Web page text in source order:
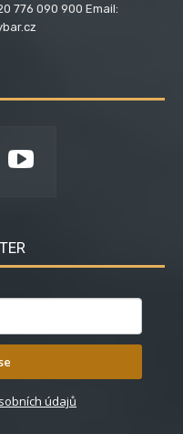
776 090 900 Email:
údajů